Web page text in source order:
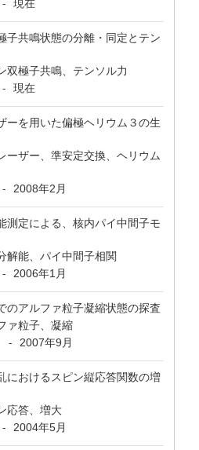
- 現在
子共鳴状態の分離・同定とテン
双極子共鳴、テンソル力
- 現在
ーを用いた偏極ヘリウム３の生
ーザー、準安定交換、ヘリウム
- 2008年2月
測定による、核内パイ中間子モ
解能、パイ中間子相関
- 2006年1月
のアルファ粒子凝縮状態の探査
ァ粒子、凝縮
- 2007年9月
におけるスピン縦応答関数の増
応答、増大
- 2004年5月